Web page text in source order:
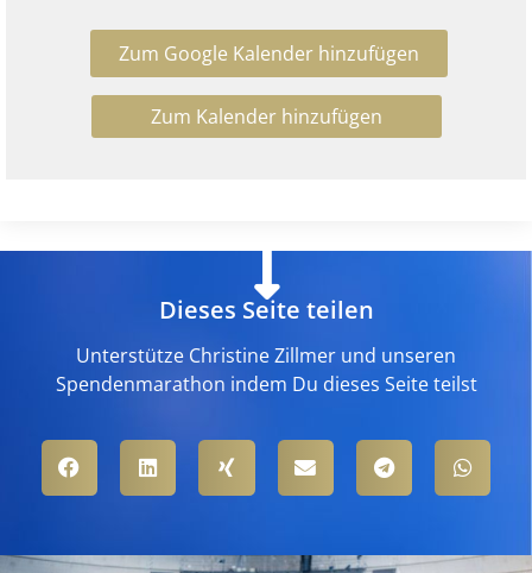
Zum Google Kalender hinzufügen
Zum Kalender hinzufügen
Dieses Seite teilen
Unterstütze Christine Zillmer und unseren
Spendenmarathon indem Du dieses Seite teilst